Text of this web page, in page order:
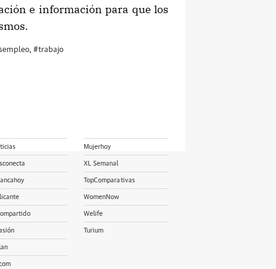
e información para que los
,#trabajo
Mujerhoy
XL Semanal
TopComparativas
WomenNow
Welife
Turium